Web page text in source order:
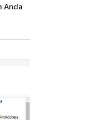
Anda